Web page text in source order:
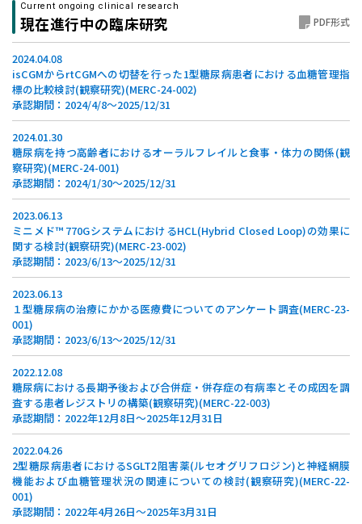
Current ongoing clinical research
現在進行中の臨床研究 PDF形式
2024.04.08
isCGMからrtCGMへの切替を行った1型糖尿病患者における血糖管理指
標の比較検討(観察研究)(MERC-24-002)
承認期間：2024/4/8～2025/12/31
2024.01.30
糖尿病を持つ高齢者におけるオーラルフレイルと食事・体力の関係(観
察研究)(MERC-24-001)
承認期間：2024/1/30～2025/12/31
2023.06.13
ミニメド™ 770GシステムにおけるHCL(Hybrid Closed Loop)の効果に
関する検討(観察研究)(MERC-23-002)
承認期間：2023/6/13～2025/12/31
2023.06.13
１型糖尿病の治療にかかる医療費についてのアンケート調査(MERC-23-
001)
承認期間：2023/6/13～2025/12/31
2022.12.08
糖尿病における長期予後および合併症・併存症の有病率とその成因を調
査する患者レジストリの構築(観察研究)(MERC-22-003)
承認期間：2022年12月8日～2025年12月31日
2022.04.26
2型糖尿病患者におけるSGLT2阻害薬(ルセオグリフロジン)と神経網膜
機能および血糖管理状況の関連についての検討(観察研究)(MERC-22-
001)
承認期間：2022年4月26日～2025年3月31日